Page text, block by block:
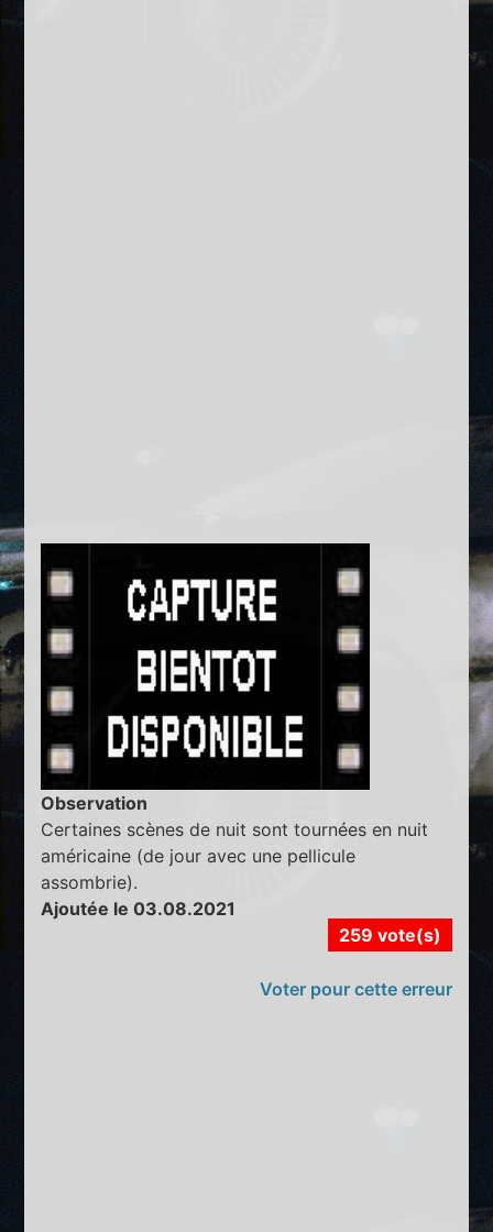
Observation
Certaines scènes de nuit sont tournées en nuit
américaine (de jour avec une pellicule
assombrie).
Ajoutée le 03.08.2021
259 vote(s)
Voter pour cette erreur